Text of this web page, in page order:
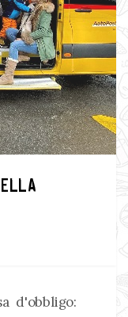
d'obbligo: